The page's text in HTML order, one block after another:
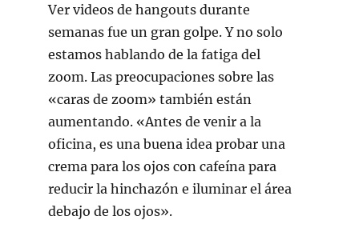
Ver videos de hangouts durante
semanas fue un gran golpe. Y no solo
estamos hablando de la fatiga del
zoom. Las preocupaciones sobre las
«caras de zoom» también están
aumentando. «Antes de venir a la
oficina, es una buena idea probar una
crema para los ojos con cafeína para
reducir la hinchazón e iluminar el área
debajo de los ojos».